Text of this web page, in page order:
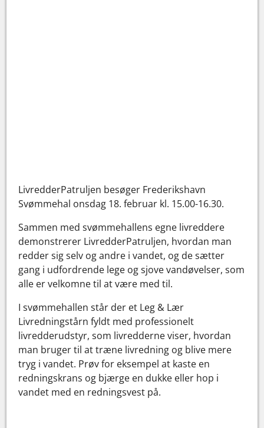
LivredderPatruljen besøger Frederikshavn
Svømmehal onsdag 18. februar kl. 15.00-16.30.
Sammen med svømmehallens egne livreddere
demonstrerer LivredderPatruljen, hvordan man
redder sig selv og andre i vandet, og de sætter
gang i udfordrende lege og sjove vandøvelser, som
alle er velkomne til at være med til.
I svømmehallen står der et Leg & Lær
Livredningstårn fyldt med professionelt
livredderudstyr, som livredderne viser, hvordan
man bruger til at træne livredning og blive mere
tryg i vandet. Prøv for eksempel at kaste en
redningskrans og bjærge en dukke eller hop i
vandet med en redningsvest på.